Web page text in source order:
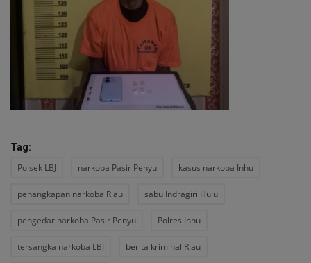
Tag:
Polsek LBJ narkoba Pasir Penyu kasus narkoba Inhu
penangkapan narkoba Riau sabu Indragiri Hulu
pengedar narkoba Pasir Penyu Polres Inhu
tersangka narkoba LBJ berita kriminal Riau